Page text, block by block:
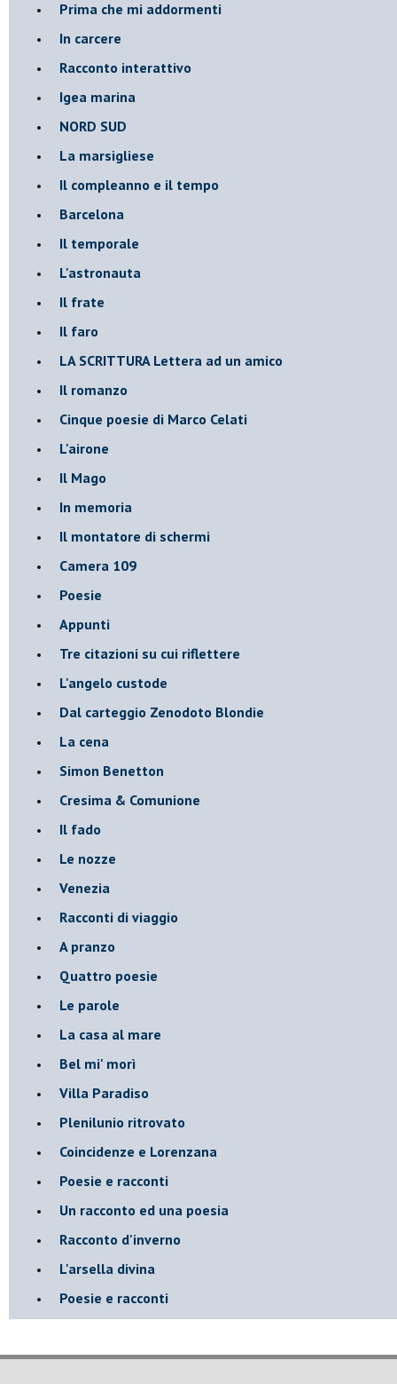
Prima che mi addormenti
In carcere
Racconto interattivo
Igea marina
​NORD SUD
La marsigliese
Il compleanno e il tempo
Barcelona
Il temporale
L'astronauta
Il frate
Il faro
​LA SCRITTURA Lettera ad un amico
Il romanzo
Cinque poesie di Marco Celati
L'airone
Il Mago
In memoria
Il montatore di schermi
Camera 109
Poesie
Appunti
Tre citazioni su cui riflettere
L'angelo custode
Dal carteggio Zenodoto Blondie
La cena
Simon Benetton
Cresima & Comunione
Il fado
Le nozze
Venezia
Racconti di viaggio
A pranzo
Quattro poesie
Le parole
La casa al mare
Bel mi' morì
Villa Paradiso
Plenilunio ritrovato
Coincidenze e Lorenzana
Poesie e racconti
Un racconto ed una poesia
Racconto d'inverno
​L'arsella divina
Poesie e racconti